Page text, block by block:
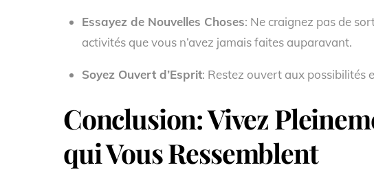
Essayez de Nouvelles Choses: Ne craignez pas de
activités que vous n’avez jamais faites auparavant.
Soyez Ouvert d’Esprit: Restez ouvert aux possibilités
Conclusion: Vivez
qui Vous Ressemblent